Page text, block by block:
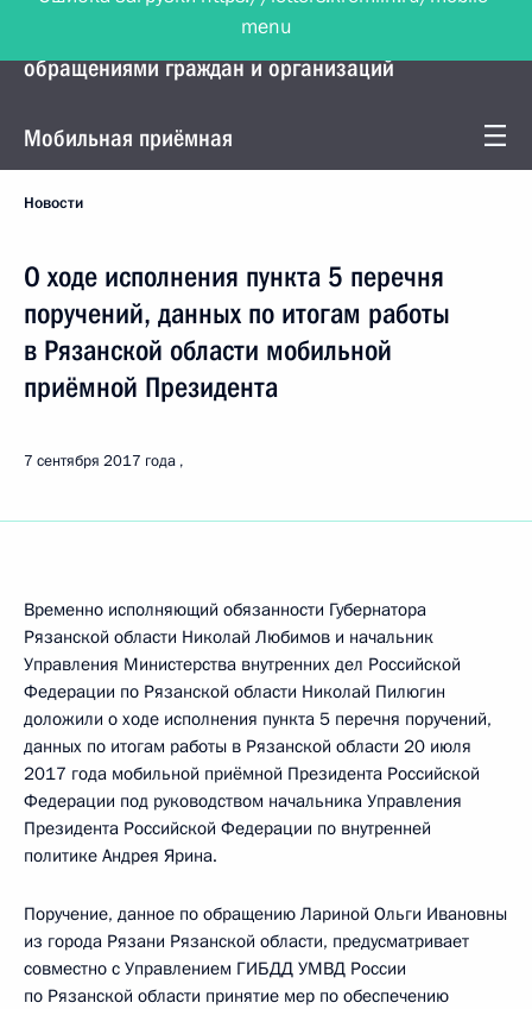
Управление Президента по работе с
обращениями граждан и организаций
Мобильная приёмная
Новости
О ходе исполнения пункта 5 перечня
поручений, данных по итогам работы
в Рязанской области мобильной
приёмной Президента
7 сентября 2017 года
Временно исполняющий обязанности Губернатора
Рязанской области Николай Любимов и начальник
Управления Министерства внутренних дел Российской
Федерации по Рязанской области Николай Пилюгин
доложили о ходе исполнения пункта 5 перечня поручений,
данных по итогам работы в Рязанской области 20 июля
2017 года мобильной приёмной Президента Российской
Федерации под руководством начальника Управления
Президента Российской Федерации по внутренней
политике Андрея Ярина.
Поручение, данное по обращению Лариной Ольги Ивановны
из города Рязани Рязанской области, предусматривает
совместно с Управлением ГИБДД УМВД России
по Рязанской области принятие мер по обеспечению
menu